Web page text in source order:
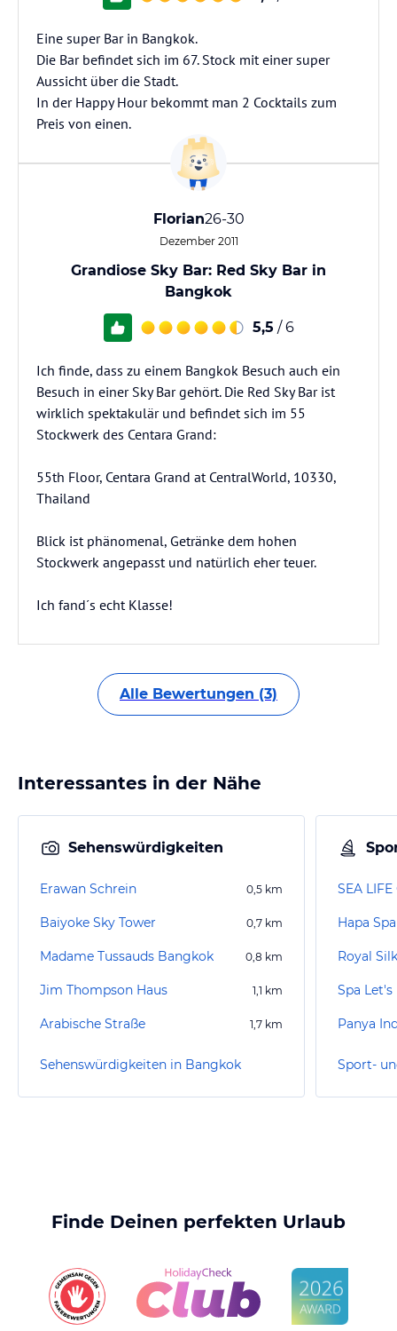
Eine super Bar in Bangkok.
Die Bar befindet sich im 67. Stock mit einer super
Aussicht über die Stadt.
In der Happy Hour bekommt man 2 Cocktails zum
Preis von einen.
Florian26-30
Dezember 2011
Grandiose Sky Bar: Red Sky Bar in
Bangkok
5,5 / 6
Ich finde, dass zu einem Bangkok Besuch auch ein
Besuch in einer Sky Bar gehört. Die Red Sky Bar ist
wirklich spektakulär und befindet sich im 55
Stockwerk des Centara Grand:
55th Floor, Centara Grand at CentralWorld, 10330,
Thailand
Blick ist phänomenal, Getränke dem hohen
Stockwerk angepasst und natürlich eher teuer.
Ich fand´s echt Klasse!
Alle Bewertungen (3)
Interessantes in der Nähe
Sehenswürdigkeiten
Erawan Schrein 0,5 km
Baiyoke Sky Tower 0,7 km
Madame Tussauds Bangkok 0,8 km
Jim Thompson Haus 1,1 km
Arabische Straße 1,7 km
Sehenswürdigkeiten in Bangkok
SEA
Hapa Spa
Royal
Spa Let's
Panya
Finde Deinen perfekten Urlaub